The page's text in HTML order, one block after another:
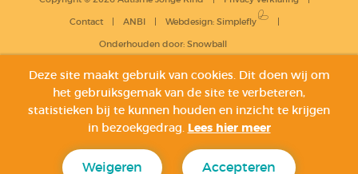
Contact ANBI Webdesign: Simplefly
Onderhouden door: Snowball
Deze site maakt gebruik van cookies. Dit doen wij om
het gebruiksgemak van de site te verbeteren,
statistieken bij te kunnen houden en inzicht te krijgen
in bezoekgedrag. Lees hier meer
Weigeren Accepteren